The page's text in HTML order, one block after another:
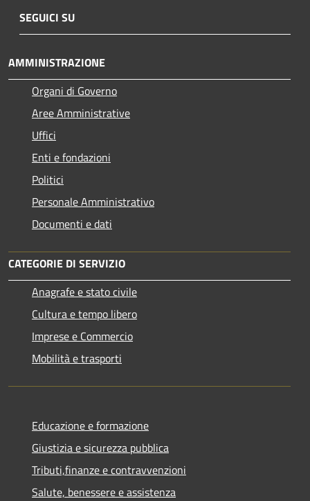
SEGUICI SU
AMMINISTRAZIONE
Organi di Governo
Aree Amministrative
Uffici
Enti e fondazioni
Politici
Personale Amministrativo
Documenti e dati
CATEGORIE DI SERVIZIO
Anagrafe e stato civile
Cultura e tempo libero
Imprese e Commercio
Mobilità e trasporti
Educazione e formazione
Giustizia e sicurezza pubblica
Tributi,finanze e contravvenzioni
Salute, benessere e assistenza